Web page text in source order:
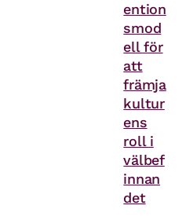
ention
smod
ell för
att
främja
kultur
ens
roll i
välbef
innan
det